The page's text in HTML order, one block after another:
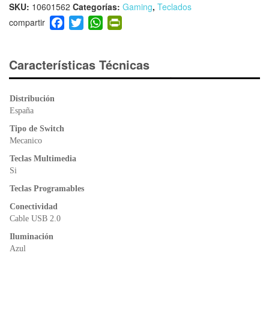
SKU: 10601562 Categorías: Gaming, Teclados
F
a
e
b
T
wi
er
W
h
s
A
ri
e
Características Técnicas
Distribución
España
Tipo de Switch
Mecanico
Teclas Multimedia
Si
Teclas Programables
Conectividad
Cable USB 2.0
Iluminación
Azul